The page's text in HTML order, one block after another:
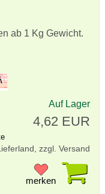
ab 1 Kg Gewicht.
Auf Lager
4,62 EUR
zzgl. Versand
merken